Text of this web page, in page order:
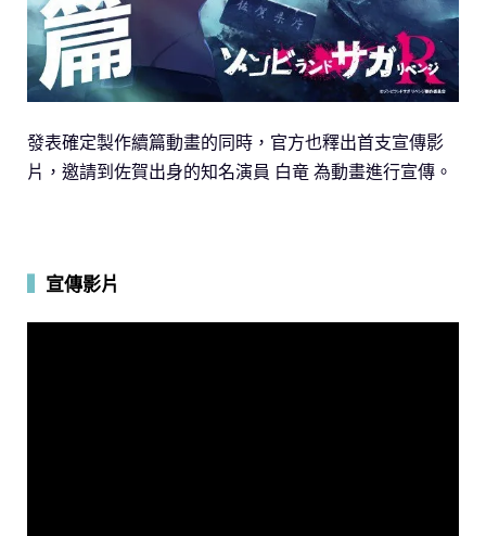
發表確定製作續篇動畫的同時，官方也釋出首支宣傳影
片，邀請到佐賀出身的知名演員 白竜 為動畫進行宣傳。
宣傳影片